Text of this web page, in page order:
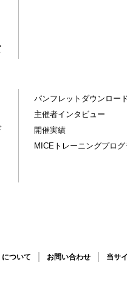
パンフレットダウンロー
主催者インタビュー
開催実績
MICEトレーニングプログ
ついて お問い合わせ 当サ